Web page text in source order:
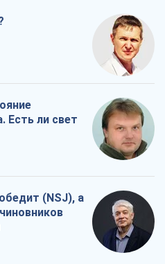
Есть ли свет
(NSJ), а